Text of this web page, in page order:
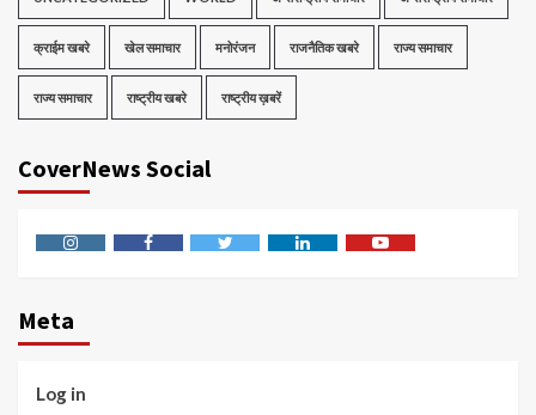
क्राईम खबरे खेल समाचार मनोरंजन राजनैतिक खबरे राज्य समाचार
राज्य समाचार राष्ट्रीय खबरे राष्ट्रीय ख़बरें
CoverNews Social
Meta
Log in